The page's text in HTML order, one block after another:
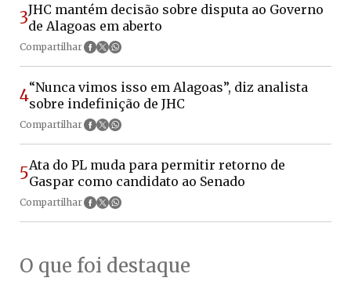
3JHC mantém decisão sobre disputa ao Governo
de Alagoas em aberto
Compartilhar
4“Nunca vimos isso em Alagoas”, diz analista
sobre indefinição de JHC
Compartilhar
5Ata do PL muda para permitir retorno de
Gaspar como candidato ao Senado
Compartilhar
O que foi destaque